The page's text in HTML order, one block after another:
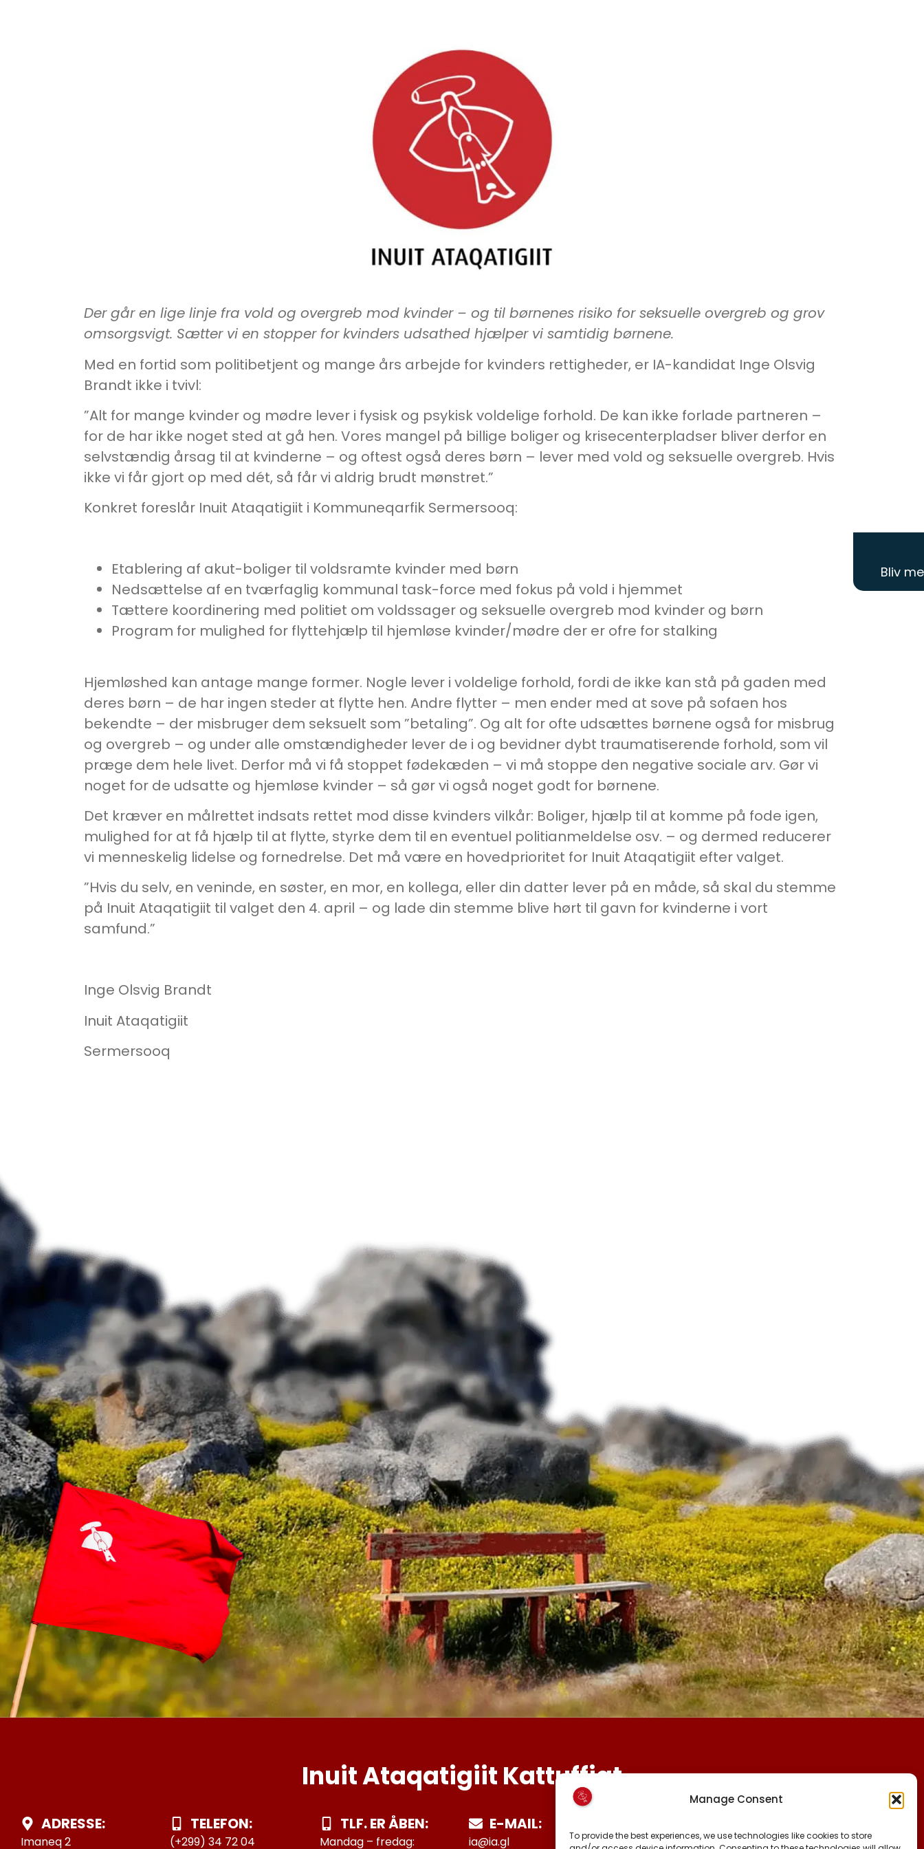
Manage Consent
To provide the best experiences, we use technologies like cookies to store
Bliv
Der går en lige linje fra vold og overgreb mod kvinder – og til børnenes risiko for seksuelle overgreb og grov
omsorgsvigt. Sætter vi en stopper for kvinders udsathed hjælper vi samtidig børnene.
Med en fortid som politibetjent og mange års arbejde for kvinders rettigheder, er IA-kandidat Inge Olsvig
Brandt ikke i tvivl:
”Alt for mange kvinder og mødre lever i fysisk og psykisk voldelige forhold. De kan ikke forlade partneren –
for de har ikke noget sted at gå hen. Vores mangel på billige boliger og krisecenterpladser bliver derfor en
selvstændig årsag til at kvinderne – og oftest også deres børn – lever med vold og seksuelle overgreb. Hvis
ikke vi får gjort op med dét, så får vi aldrig brudt mønstret.”
Konkret foreslår Inuit Ataqatigiit i Kommuneqarfik Sermersooq:
Etablering af akut-boliger til voldsramte kvinder med børn
Nedsættelse af en tværfaglig kommunal task-force med fokus på vold i hjemmet
Tættere koordinering med politiet om voldssager og seksuelle overgreb mod kvinder og børn
Program for mulighed for flyttehjælp til hjemløse kvinder/mødre der er ofre for stalking
Hjemløshed kan antage mange former. Nogle lever i voldelige forhold, fordi de ikke kan stå på gaden med
deres børn – de har ingen steder at flytte hen. Andre flytter – men ender med at sove på sofaen hos
bekendte – der misbruger dem seksuelt som ”betaling”. Og alt for ofte udsættes børnene også for misbrug
og overgreb – og under alle omstændigheder lever de i og bevidner dybt traumatiserende forhold, som vil
præge dem hele livet. Derfor må vi få stoppet fødekæden – vi må stoppe den negative sociale arv. Gør vi
noget for de udsatte og hjemløse kvinder – så gør vi også noget godt for børnene.
Det kræver en målrettet indsats rettet mod disse kvinders vilkår: Boliger, hjælp til at komme på fode igen,
mulighed for at få hjælp til at flytte, styrke dem til en eventuel politianmeldelse osv. – og dermed reducerer
vi menneskelig lidelse og fornedrelse. Det må være en hovedprioritet for Inuit Ataqatigiit efter valget.
”Hvis du selv, en veninde, en søster, en mor, en kollega, eller din datter lever på en måde, så skal du stemme
på Inuit Ataqatigiit til valget den 4. april – og lade din stemme blive hørt til gavn for kvinderne i vort
samfund.”
Inge Olsvig Brandt
Inuit Ataqatigiit
Sermersooq
Inuit Ataqatigiit Kattuffiat
ADRESSE:
Imaneq 2
TELEFON:
(+299) 34 72 04
TLF. ER ÅBEN:
Mandag – fredag:
E-MAIL:
ia@ia.gl 25027388 FACEBOOK